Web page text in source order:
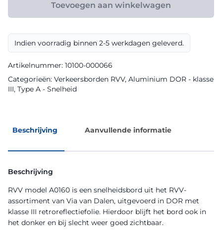
III
aantal
Toevoegen aan winkelwagen
Indien voorradig binnen 2-5 werkdagen geleverd.
Artikelnummer: 10100-000066
Categorieën: Verkeersborden RVV, Aluminium DOR - klasse
III, Type A - Snelheid
Beschrijving Aanvullende informatie
Beschrijving
RVV model A0160 is een snelheidsbord uit het RVV-
assortiment van Via van Dalen, uitgevoerd in DOR met
klasse III retroreflectiefolie. Hierdoor blijft het bord ook in
het donker en bij slecht weer goed zichtbaar.